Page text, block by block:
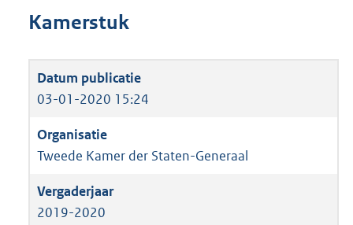
Kamerstuk
03-01-2020 15:24
Tweede Kamer der Staten-Generaal
2019-2020